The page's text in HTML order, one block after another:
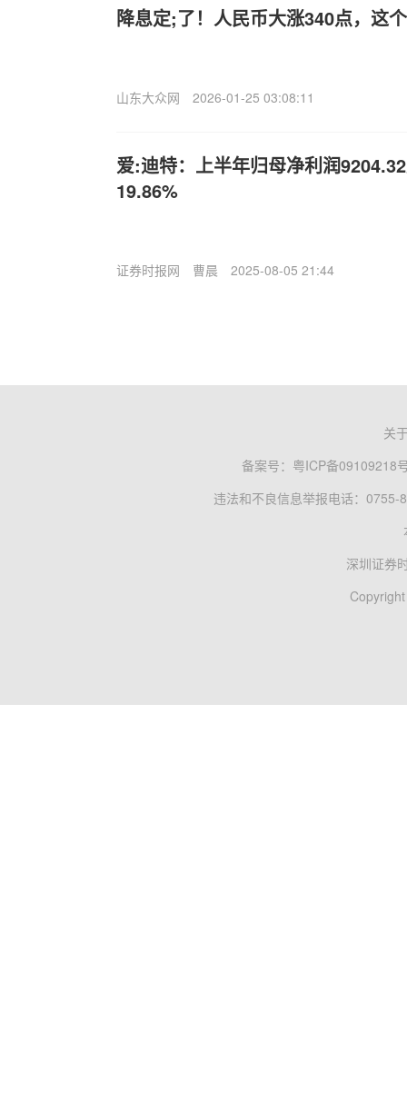
降息定;了！人民币大涨340点，这
山东大众网 2026-01-25 03:08:11
爱:迪特：上半年归母净利润
19.86%
证券时报网 曹晨 2025-08-05 21:44
关
备案号： 粤ICP备09109218
违法和不良信息举报电话：0755-
深圳证券